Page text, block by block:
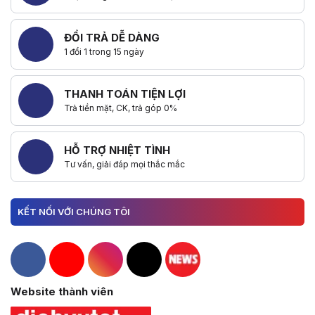
ĐỔI TRẢ DỄ DÀNG
1 đổi 1 trong 15 ngày
THANH TOÁN TIỆN LỢI
Trả tiền mặt, CK, trả góp 0%
HỖ TRỢ NHIỆT TÌNH
Tư vấn, giải đáp mọi thắc mắc
KẾT NỐI VỚI CHÚNG TÔI
Hacom Facebook
Hacom YouTube
Hacom Instagram
Hacom TikTok
Website thành viên